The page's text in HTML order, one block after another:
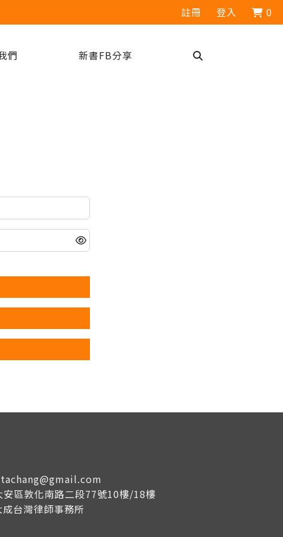
註冊 登入 0
們 新書FB分享
區敦化南路二段77號10樓/18樓
台灣律師事務所